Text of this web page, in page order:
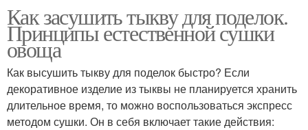
Как засушить тыкву для поделок.
Принципы естественной сушки
овоща
Как высушить тыкву для поделок быстро? Если
декоративное изделие из тыквы не планируется хранить
длительное время, то можно воспользоваться экспресс
методом сушки. Он в себя включает такие действия: